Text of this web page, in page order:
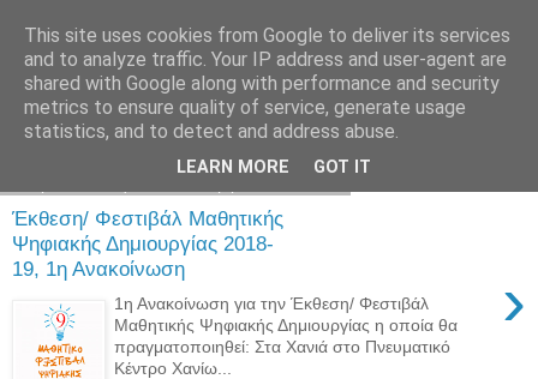
Έκθεση/ Φεστιβάλ Μαθητικής
Ψηφιακής Δημιουργίας 2018-
19, 1η Ανακοίνωση
›
1η Ανακοίνωση για την Έκθεση/ Φεστιβάλ
Μαθητικής Ψηφιακής Δημιουργίας η οποία θα
πραγματοποιηθεί: Στα Χανιά στο Πνευματικό
Κέντρο Χανίω...
This site uses cookies from Google to deliver its services
and to analyze traffic. Your IP address and user-agent are
shared with Google along with performance and security
metrics to ensure quality of service, generate usage
statistics, and to detect and address abuse.
LEARN MORE GOT IT